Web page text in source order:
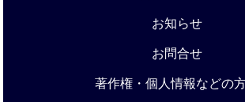
お知らせ
お問合せ
著作権・個人情報などの